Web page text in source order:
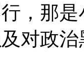
，那
对政